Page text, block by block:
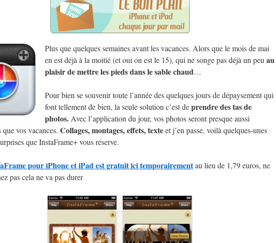
Plus que quelques semaines avant les vacances. Alors que le mois de mai
en est déjà à la moitié (et oui on est le 15), qui ne songe pas déjà un peu au
plaisir de mettre les pieds dans le sable chaud…
Pour bien se souvenir toute l’année des quelques jours de dépaysement qui
font tellement de bien, la seule solution c’est deprendre des tas de
photos. Avec l’application du jour, vos photos seront presque aussi
vos vacances. Collages, montages, effets, texteet j’en passe, voilà quelques-unes
que InstaFrame+ vous réserve.
pour iPhone et iPad est gratuit ici temporairementau lieu de 1,79 euros, ne
pas cela ne va pas durer